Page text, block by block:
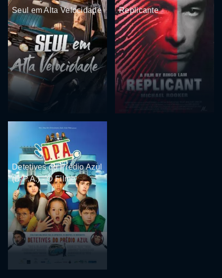
Seul em Alta Velocidade Replicante
Detetives do Prédio Azul
(D.P.A.) - O Filme